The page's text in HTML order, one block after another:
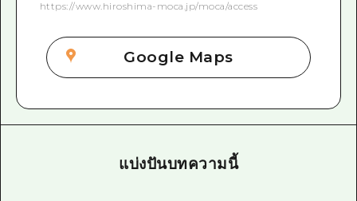
https://www.hiroshima-moca.jp/moca/access
Google Maps
แบ่งปันบทความนี้